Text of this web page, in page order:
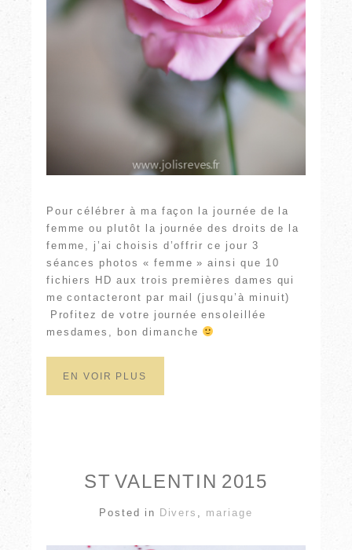
Pour célébrer à ma façon la journée de la
femme ou plutôt la journée des droits de la
femme, j’ai choisis d’offrir ce jour 3
séances photos « femme » ainsi que 10
fichiers HD aux trois premières dames qui
me contacteront par mail (jusqu’à minuit)
Profitez de votre journée ensoleillée
mesdames, bon dimanche
EN VOIR PLUS
ST VALENTIN 2015
Posted in Divers , mariage